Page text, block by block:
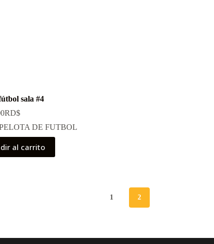
sala #4
RD$
DE FUTBOL
al carrito
1 2